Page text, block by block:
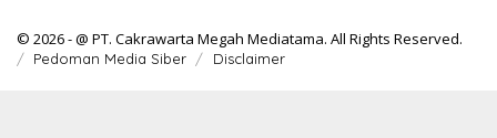
© 2026 - @ PT. Cakrawarta Megah Mediatama. All Rights Reserved.
Pedoman Media Siber Disclaimer